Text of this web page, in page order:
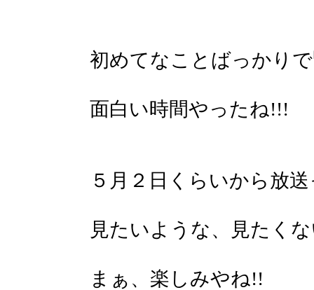
初めてなことばっかり
面白い時間やったね!!!
５月２日くらいから放
見たいような、見たく
まぁ、楽しみやね!!